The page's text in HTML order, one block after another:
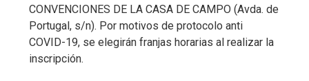
CONVENCIONES DE LA CASA DE CAMPO (Avda. de
Portugal, s/n). Por motivos de protocolo anti
COVID-19, se elegirán franjas horarias al realizar la
inscripción.